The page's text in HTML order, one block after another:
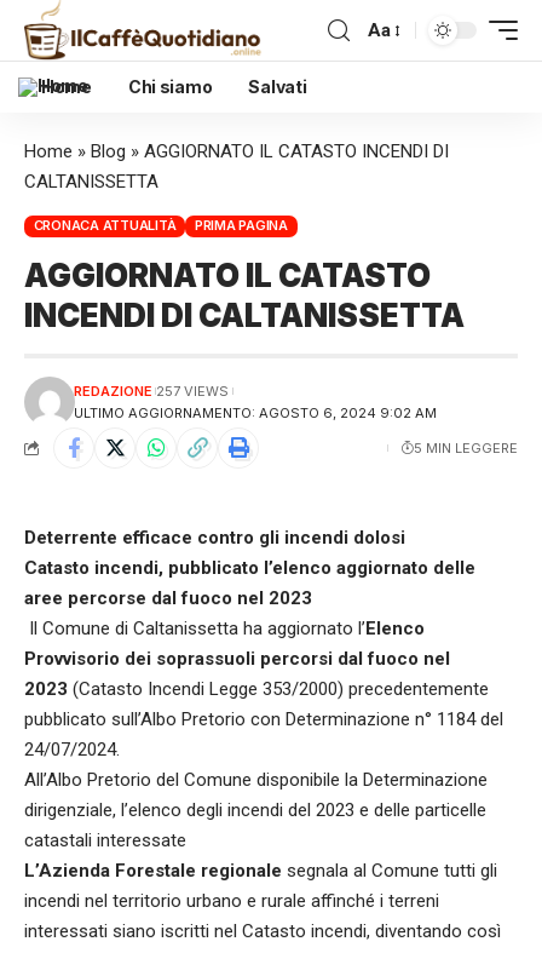
Aa
Home Chi siamo Salvati
Home » Blog » AGGIORNATO IL CATASTO INCENDI DI
CALTANISSETTA
CRONACA ATTUALITÀ PRIMA PAGINA
AGGIORNATO IL CATASTO
INCENDI DI CALTANISSETTA
ULTIMO AGGIORNAMENTO: AGOSTO 6, 2024 9:02 AM
REDAZIONE 257 VIEWS
5 MIN LEGGERE
Deterrente efficace contro gli incendi dolosi
Catasto incendi, pubblicato l’elenco aggiornato delle
aree percorse dal fuoco nel 2023
Il Comune di Caltanissetta ha aggiornato l’Elenco
Provvisorio dei soprassuoli percorsi dal fuoco nel
2023 (Catasto Incendi Legge 353/2000) precedentemente
pubblicato sull’Albo Pretorio con Determinazione n° 1184 del
24/07/2024.
All’Albo Pretorio del Comune disponibile la Determinazione
dirigenziale, l’elenco degli incendi del 2023 e delle particelle
catastali interessate
L’Azienda Forestale regionale segnala al Comune tutti gli
incendi nel territorio urbano e rurale affinché i terreni
interessati siano iscritti nel Catasto incendi, diventando così